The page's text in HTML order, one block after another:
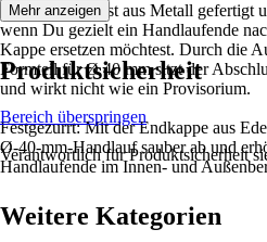
Die Endkappe ist aus Metall gefertigt
wenn Du gezielt ein Handlaufende
Kappe ersetzen möchtest. Durch die
Formteil für Ø 40 mm sitzt der
und wirkt nicht wie ein Provisorium.
Festgezurrt: Mit der Endkappe aus
Ø-40-mm-Handlauf sauber ab und
Handlaufende im Innen- und
Mehr anzeigen
Produktsicherheit
Bereich überspringen
Verantwortlich für Produktsicherheit
Weitere Kategorien